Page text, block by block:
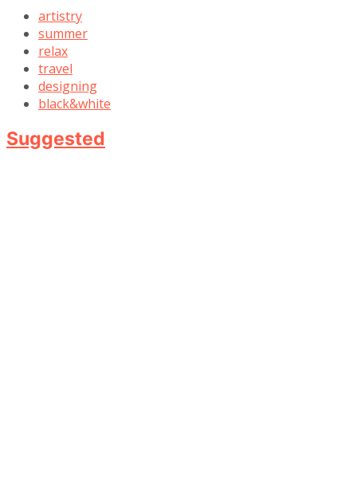
artistry
summer
relax
travel
designing
black&white
Suggested